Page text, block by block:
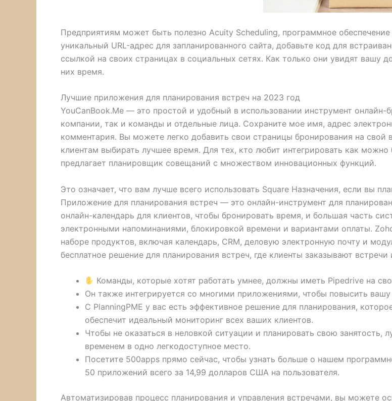
Предприятиям может быть полезно Acuity Scheduling, программное
уникальный URL-адрес для запланированного сайта, добавьте код для
ссылкой на своих страницах в социальных сетях. Как только они увидят вашу
них время.
Лучшие приложения для планирования встреч на 2023 год
YouCanBook.Me — это простой и удобный в использовании инструмент онлайн-
компании, так и команды и отдельные лица. Сохраните мое имя, адрес
комментария. Вы можете легко добавить свои страницы бронирования на
клиентам выбирать лучшее время. Для тех, кто любит интегрировать как
предлагает планировщик совещаний с множеством инновационных функций.
Это означает, что вам лучше всего использовать Square Назначения, если вы
Приложение для планирования встреч — это онлайн-инструмент для
онлайн-календарь для клиентов, чтобы бронировать время, и большая часть
электронными напоминаниями, блокировкой времени и вариантами оплаты.
наборе продуктов, включая календарь, CRM, деловую электронную почту и
бесплатное решение для планирования встреч, где клиенты заказывают встречи
Команды, которые хотят работать умнее, должны иметь Pipedrive на
Он также интегрируется со многими приложениями, чтобы повысить вашу
С PlanningPME у вас есть эффективное решение для планирования,
обеспечит идеальный мониторинг всех ваших клиентов.
Чтобы не оказаться в неловкой ситуации и планировать свою занятость,
временем в одно легкодоступное место.
Посетите 500apps прямо сейчас, чтобы узнать больше о нашем
50 приложений всего за 14,99 долларов США на пользователя.
Автоматизировав процесс планирования и управления встречами, вы можете